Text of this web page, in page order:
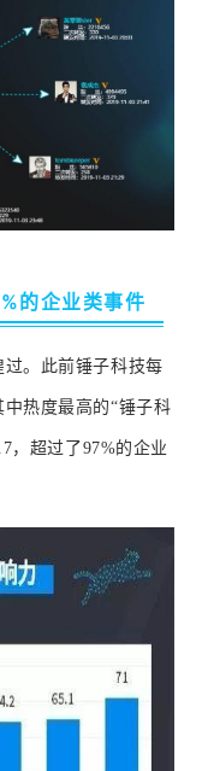
的企业类事件
。 此前锤子科技每
中热度最高的“锤子科
，超过了97%的企业